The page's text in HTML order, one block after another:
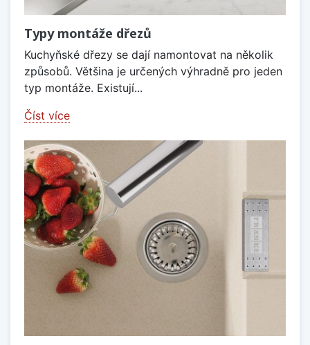
Typy montáže dřezů
Kuchyňské dřezy se dají namontovat na několik
způsobů. Většina je určených výhradně pro jeden
typ montáže. Existují...
Číst více